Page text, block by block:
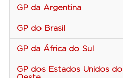
GP da Argentina
GP do Brasil
GP da África do Sul
GP dos Estados Unidos do